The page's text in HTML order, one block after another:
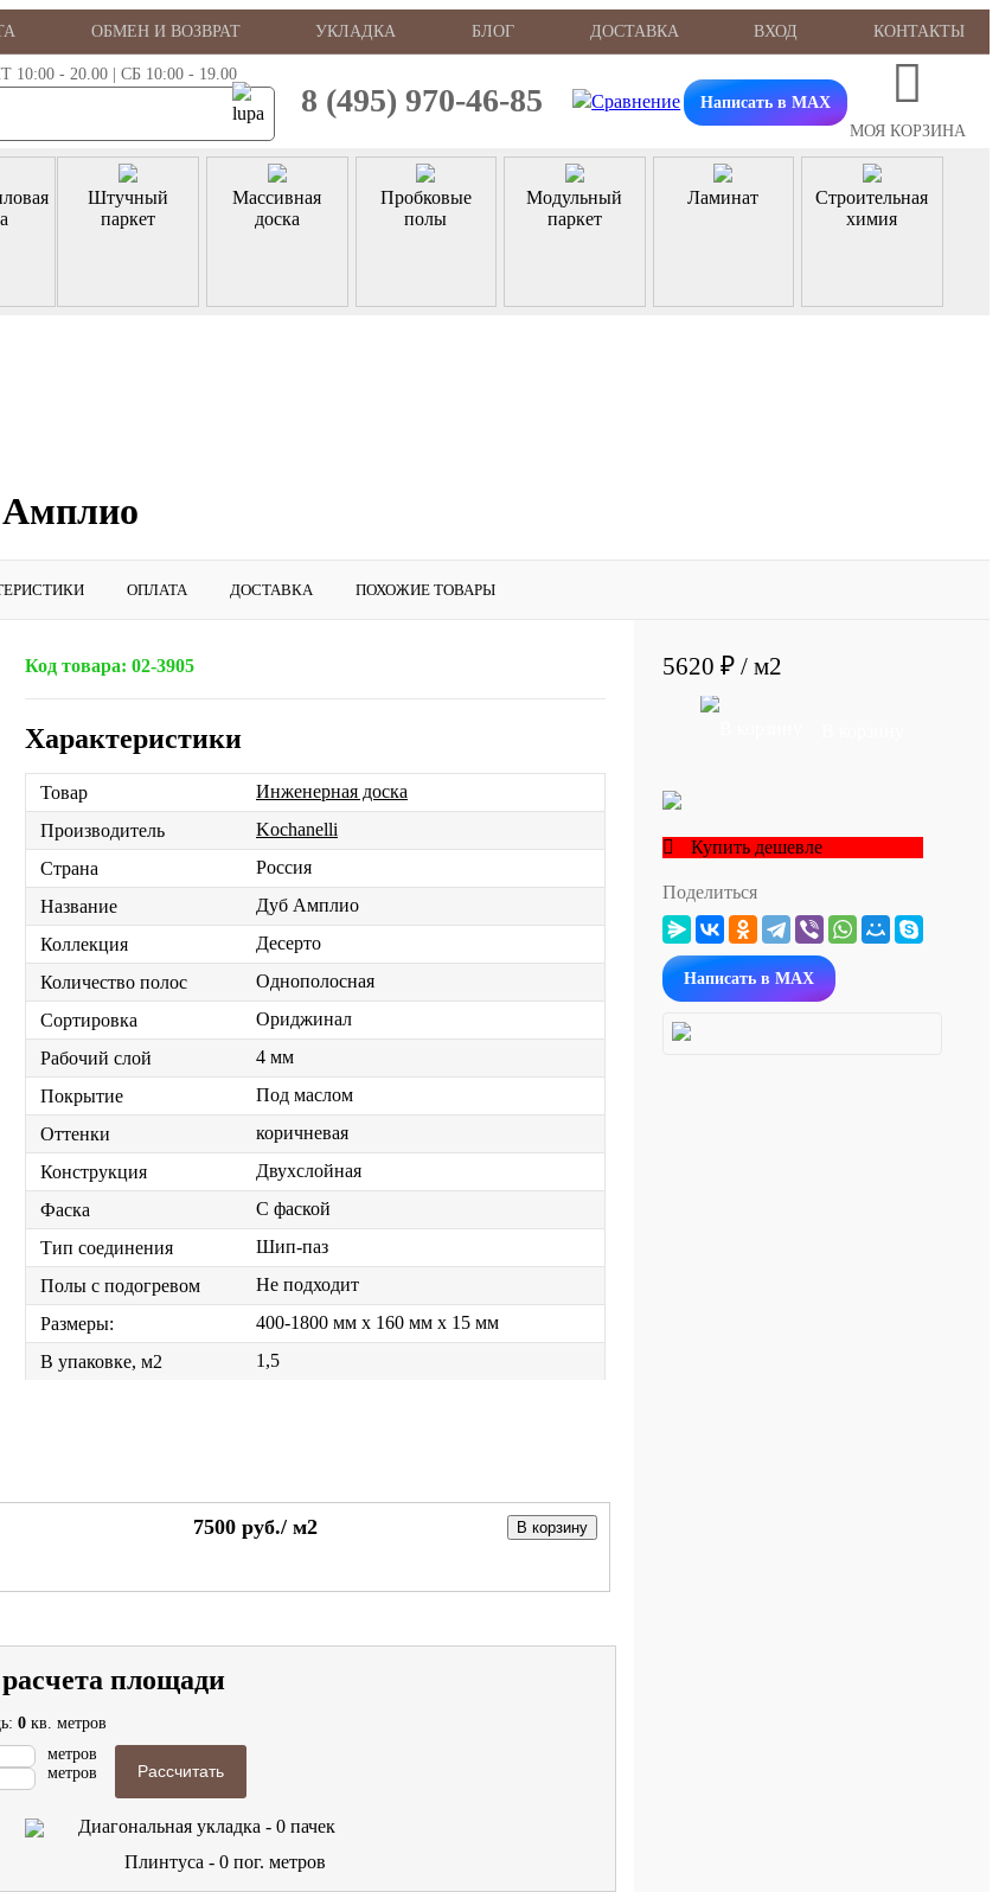
ОБМЕН И ВОЗВРАТ УКЛАДКА БЛОГ ДОСТАВКА ВХОД КОНТАКТЫ
- 20.00 | СБ 10:00 - 19.00
8 (495) 970-46-85
Написать в MAX
МОЯ КОРЗИНА
Штучный
паркет
Массивная
доска
Пробковые
полы
Модульный
паркет
Ламинат
Строительная
химия
Амплио
ОПЛАТА ДОСТАВКА ПОХОЖИЕ ТОВАРЫ
Код товара: 02-3905
Характеристики
Товар
Инженерная доска
Производитель
Kochanelli
Страна
Россия
Название
Дуб Амплио
Коллекция
Десерто
Количество полос
Однополосная
Сортировка
Ориджинал
Рабочий слой
4 мм
Покрытие
Под маслом
Оттенки
коричневая
Конструкция
Двухслойная
Фаска
С фаской
Тип соединения
Шип-паз
Полы с подогревом
Не подходит
Размеры:
400-1800 мм x 160 мм x 15 мм
В упаковке, м2
1,5
7500 руб./ м2 В корзину
площади
0 кв. метров
метров
метров
Рассчитать
Диагональная укладка - 0 пачек
Плинтуса -0пог. метров
5620 ₽ / м2
Купить дешевле
Поделиться
Написать в MAX